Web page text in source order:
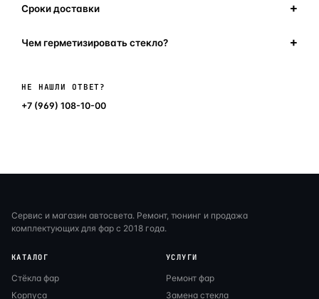
Сроки доставки
Чем герметизировать стекло?
НЕ НАШЛИ ОТВЕТ?
+7 (969) 108-10-00
Сервис и магазин автосвета. Ремонт, тюнинг и продажа
комплектующих для фар с 2018 года.
КАТАЛОГ
Стёкла фар
Корпуса
УСЛУГИ
Ремонт фар
Замена стекла